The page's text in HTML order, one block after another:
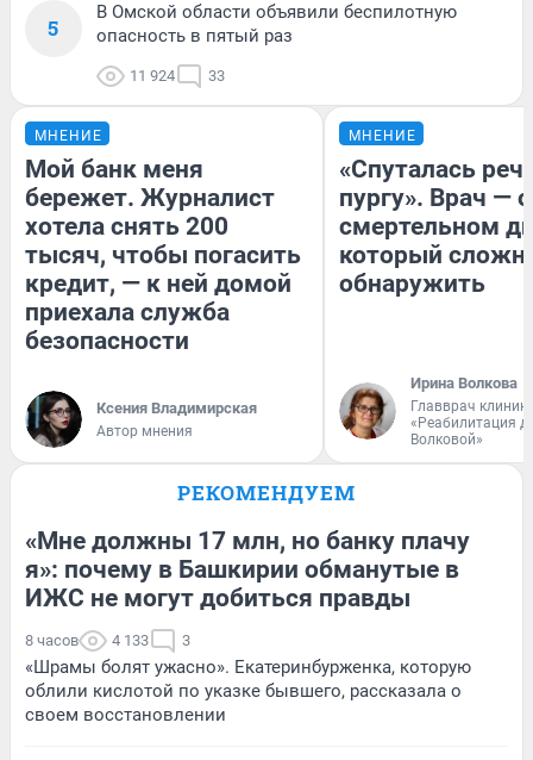
5
В Омской области объявили беспилотную
опасность в пятый раз
11 924 33
МНЕНИЕ
Мой банк меня
бережет. Журналист
хотела снять 200
тысяч, чтобы погасить
кредит, — к ней домой
приехала служба
безопасности
Ксения Владимирская
Автор мнения
МНЕНИЕ
«Спуталась
пургу». Врач — о
смертельном
который
обнаружить
Ирина Волкова
Главврач
«Реабилитация
Волковой»
РЕКОМЕНДУЕМ
«Мне должны 17 млн, но банку плачу
я»: почему в Башкирии обманутые в
ИЖС не могут добиться правды
8 часов 4 133 3
«Шрамы болят ужасно». Екатеринбурженка, которую
облили кислотой по указке бывшего, рассказала о
своем восстановлении